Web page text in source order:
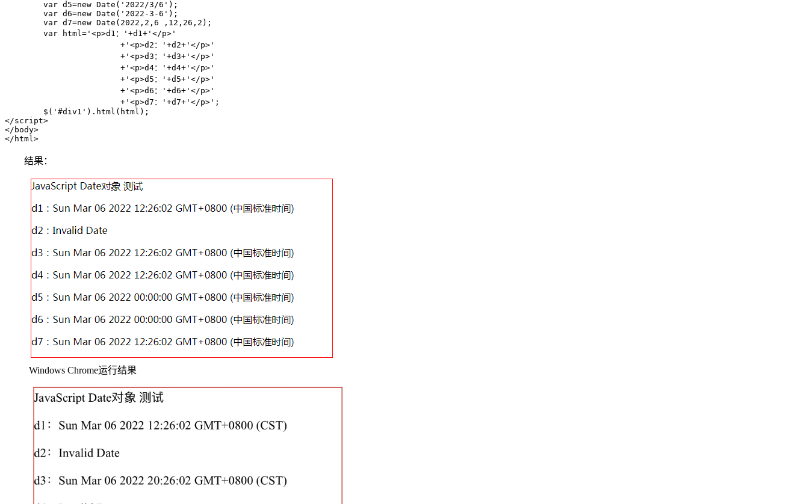
</script>
</body>
</html>
结果：
Windows Chrome运行结果